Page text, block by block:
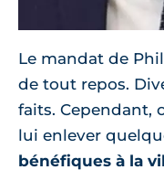
Le mandat de
de tout repos.
faits. Cependant,
lui enlever
bénéfiques à la